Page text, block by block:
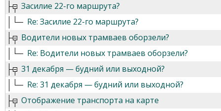
Засилие 22-го маршрута?
Re: Засилие 22-го маршрута?
Водители новых трамваев оборзели?
Re: Водители новых трамваев оборзели?
31 декабря — будний или выходной?
Re: 31 декабря — будний или выходной?
Отображение транспорта на карте